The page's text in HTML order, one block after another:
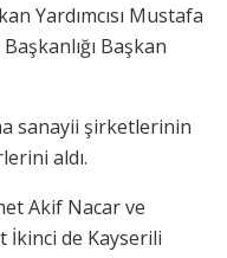
Yardımcısı Mustafa
Başkan
sanayii şirketlerinin
aldı.
Akif Nacar ve
İkinci de Kayserili